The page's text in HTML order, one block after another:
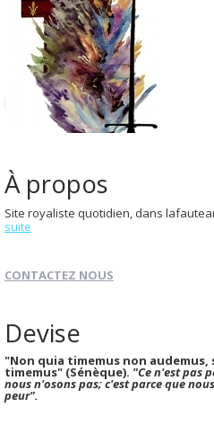
À propos
Site royaliste quotidien, dans
suite
CONTACTEZ NOUS
Devise
"Non quia timemus non audemus,
timemus" (Sénèque). "Ce n'est pas
nous n'osons pas; c'est parce que
peur".